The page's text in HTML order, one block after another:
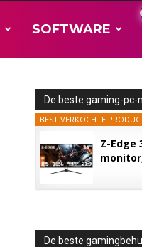
SOFTWARE
De beste gaming-
BEST VERKOCHTE
Z-Edge
De beste